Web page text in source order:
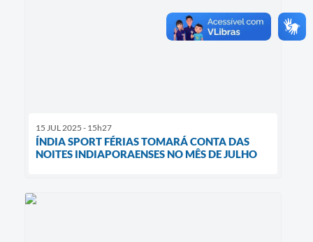
15 JUL 2025 - 15h27
ÍNDIA SPORT FÉRIAS TOMARÁ CONTA DAS
NOITES INDIAPORAENSES NO MÊS DE JULHO